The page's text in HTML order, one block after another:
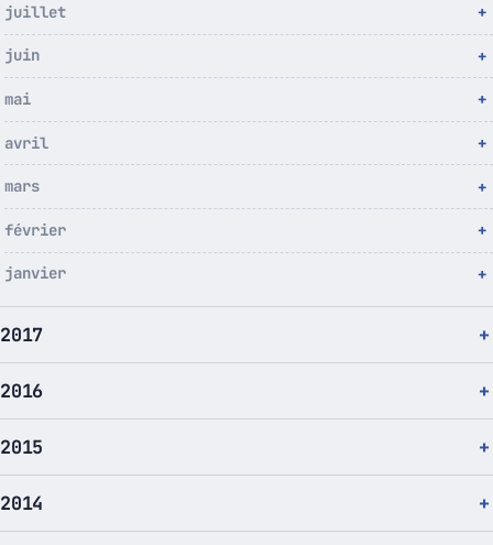
juillet
juin
mai
avril
mars
février
janvier
2017
2016
2015
2014